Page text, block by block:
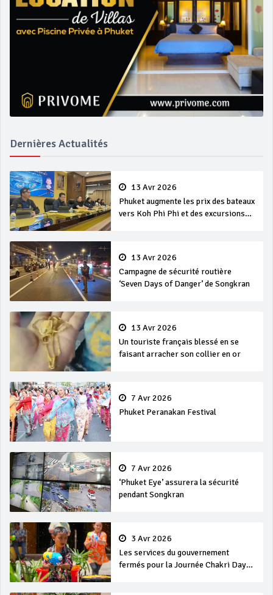
Dernières Actualités
13 Avr 2026
Phuket augmente les prix des bateaux
vers Koh Phi Phi et des excursions
13 Avr 2026
Campagne de sécurité routière
‘Seven Days of Danger’ de Songkran
13 Avr 2026
Un touriste français blessé en se
faisant arracher son collier en or
7 Avr 2026
Phuket Peranakan Festival
7 Avr 2026
‘Phuket Eye’ assurera la sécurité
pendant Songkran
3 Avr 2026
Les services du gouvernement
fermés pour la Journée Chakri Day